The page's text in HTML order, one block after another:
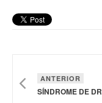
ANTERIOR